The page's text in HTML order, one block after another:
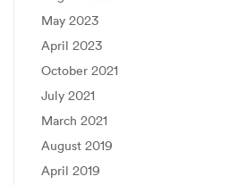
May 2023
April 2023
October 2021
July 2021
March 2021
August 2019
April 2019